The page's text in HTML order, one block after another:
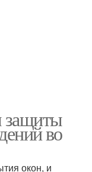
защиты
во
окон, и